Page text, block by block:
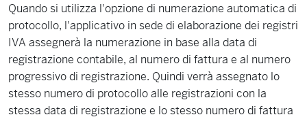
Quando si utilizza l'opzione di numerazione automatica di
protocollo, l'applicativo in sede di elaborazione dei registri
IVA assegnerà la numerazione in base alla data di
registrazione contabile, al numero di fattura e al numero
progressivo di registrazione. Quindi verrà assegnato lo
stesso numero di protocollo alle registrazioni con la
stessa data di registrazione e lo stesso numero di fattura